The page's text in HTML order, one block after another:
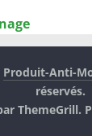
Produit-Anti-
réservés.
ThemeGrill.